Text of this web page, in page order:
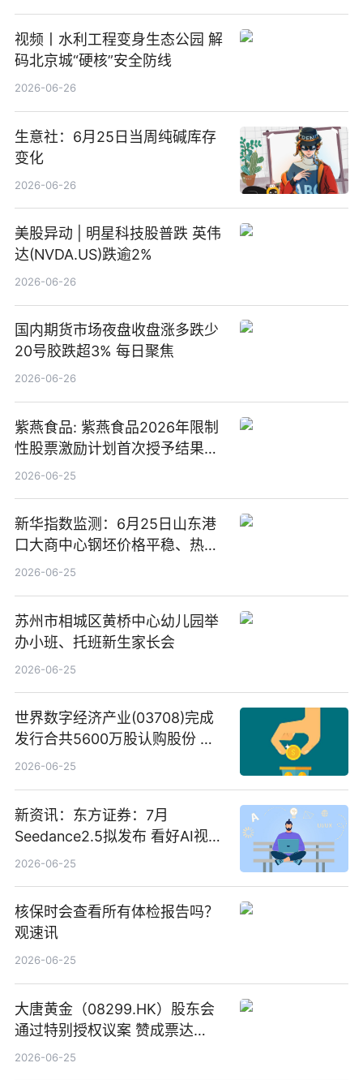
视频丨水利工程变身生态公园 解
码北京城“硬核”安全防线
2026-06-26
生意社：6月25日当周纯碱库存
变化
2026-06-26
美股异动 | 明星科技股普跌 英伟
达(NVDA.US)跌逾2%
2026-06-26
国内期货市场夜盘收盘涨多跌少
20号胶跌超3% 每日聚焦
2026-06-26
紫燕食品: 紫燕食品2026年限制
性股票激励计划首次授予结果公
告-微资讯
2026-06-25
新华指数监测：6月25日山东港
口大商中心钢坯价格平稳、热轧
C料价格微幅下跌
2026-06-25
苏州市相城区黄桥中心幼儿园举
办小班、托班新生家长会
2026-06-25
世界数字经济产业(03708)完成
发行合共5600万股认购股份 净
筹约1007万港元 独家焦点
2026-06-25
新资讯：东方证券：7月
Seedance2.5拟发布 看好AI视频
创作工作流进一步提效
2026-06-25
核保时会查看所有体检报告吗？
观速讯
2026-06-25
大唐黄金（08299.HK）股东会
通过特别授权议案 赞成票达
100%_新动态
2026-06-25